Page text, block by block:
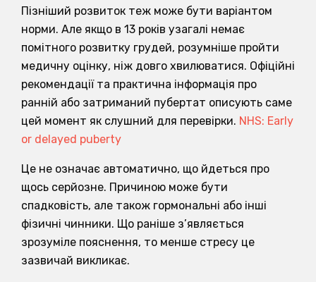
Пізніший розвиток теж може бути варіантом
норми. Але якщо в 13 років узагалі немає
помітного розвитку грудей, розумніше пройти
медичну оцінку, ніж довго хвилюватися. Офіційні
рекомендації та практична інформація про
ранній або затриманий пубертат описують саме
цей момент як слушний для перевірки. NHS: Early
or delayed puberty
Це не означає автоматично, що йдеться про
щось серйозне. Причиною може бути
спадковість, але також гормональні або інші
фізичні чинники. Що раніше з’являється
зрозуміле пояснення, то менше стресу це
зазвичай викликає.